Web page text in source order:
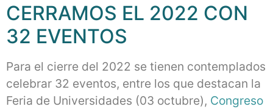
CERRAMOS EL 2022 CON
32 EVENTOS
Para el cierre del 2022 se tienen contemplados
celebrar 32 eventos, entre los que destacan la
Feria de Universidades (03 octubre), Congreso